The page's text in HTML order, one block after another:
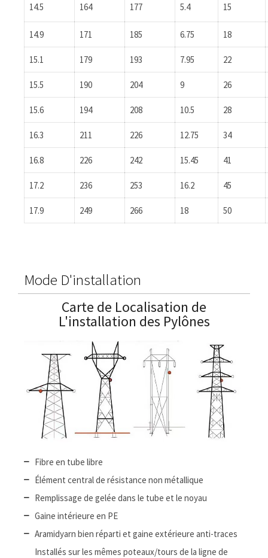
14.5 164 177 5.4 15
14.9 171 185 6.75 18
15.1 179 193 7.95 22
15.5 190 204 9 26
15.6 194 208 10.5 28
16.3 211 226 12.75 34
16.8 226 242 15.45 41
17.2 236 253 16.2 45
17.9 249 266 18 50
Mode D'installation
Carte de Localisation de
L'installation des Pylônes
Fibre en tube libre
Élément central de résistance non métallique
Remplissage de gelée dans le tube et le noyau
Gaine intérieure en PE
Aramidyarn bien réparti et gaine extérieure anti-traces
Installés sur les mêmes poteaux/tours de la ligne de